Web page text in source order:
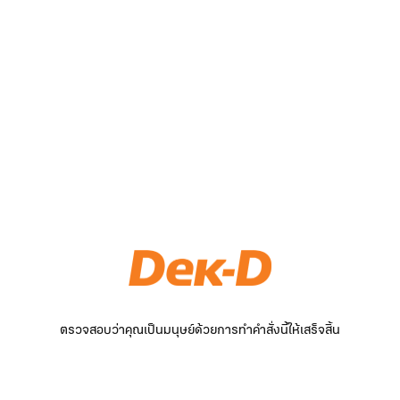
ตรวจสอบว่าคุณเป็นมนุษย์ด้วยการทำคำสั่งนี้ให้เสร็จสิ้น